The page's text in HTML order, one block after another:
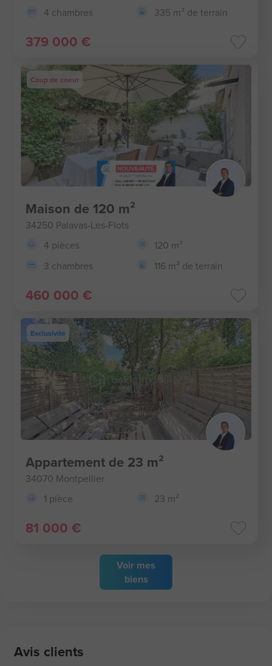
Voir mes
biens
4 chambres 335 m² de terrain
379 000 €
Coup de coeur
Maison de 120 m²
34250 Palavas-Les-Flots
4 pièces
120 m²
3 chambres
116 m² de terrain
460 000 €
Exclusivité
Appartement de 23 m²
34070 Montpellier
1 pièce
23 m²
81 000 €
Avis clients